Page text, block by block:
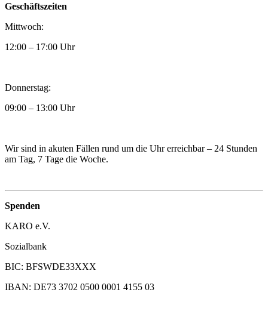
Geschäftszeiten
Mittwoch:
12:00 – 17:00 Uhr
Donnerstag:
09:00 – 13:00 Uhr
Wir sind in akuten Fällen rund um die Uhr erreichbar – 24 Stunden
am Tag, 7 Tage die Woche.
Spenden
KARO e.V.
Sozialbank
BIC: BFSWDE33XXX
IBAN: DE73 3702 0500 0001 4155 03